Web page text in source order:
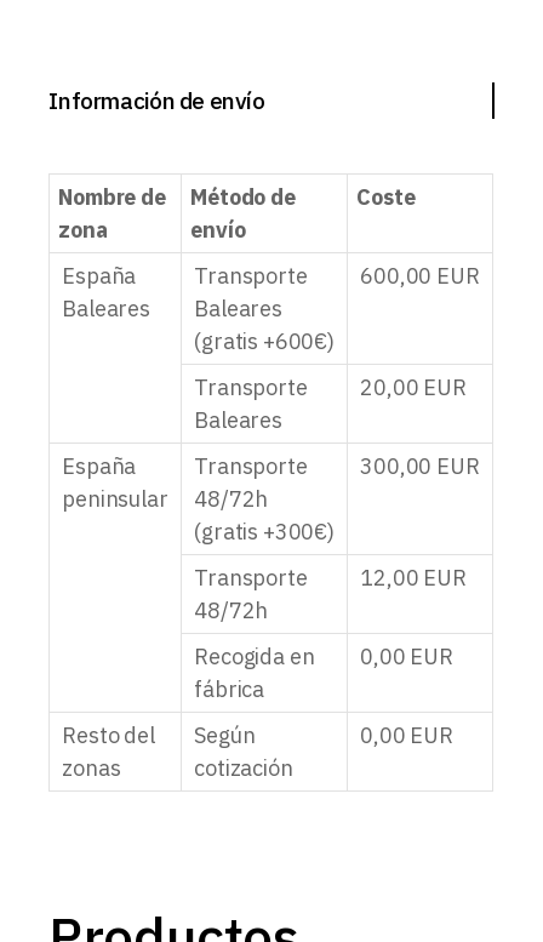
Información de envío
Nombre de
zona
Método de
envío
Coste
España
Baleares
Transporte
Baleares
(gratis +600€)
600,00 EUR
Transporte
Baleares
20,00 EUR
España
peninsular
Transporte
48/72h
(gratis +300€)
300,00 EUR
Transporte
48/72h
12,00 EUR
Recogida en
fábrica
0,00 EUR
Resto del
zonas
Según
cotización
0,00 EUR